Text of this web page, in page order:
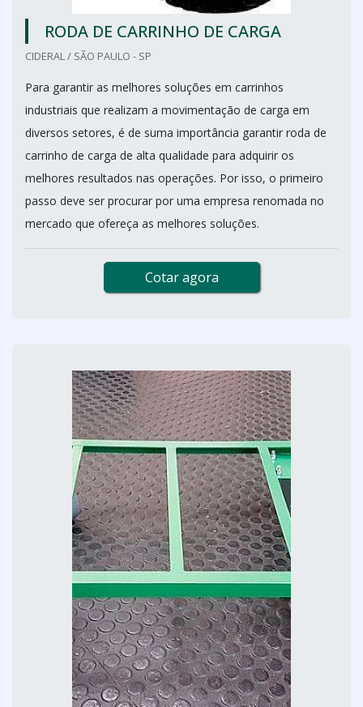
RODA DE CARRINHO DE CARGA
CIDERAL / SÃO PAULO - SP
Para garantir as melhores soluções em carrinhos
industriais que realizam a movimentação de carga em
diversos setores, é de suma importância garantir roda de
carrinho de carga de alta qualidade para adquirir os
melhores resultados nas operações. Por isso, o primeiro
passo deve ser procurar por uma empresa renomada no
mercado que ofereça as melhores soluções.
Cotar agora